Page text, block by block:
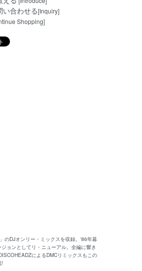
い合わせる[Inquiry]
Shopping]
のDJオンリー・ミックスを収録。'86年暮
ョンとしてリ・ニューアル。全編に響き
によるDMCリミックスもこの
!